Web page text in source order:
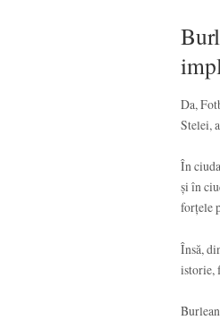
Da,
Stelei,
În
și în
forțele
Însă,
istorie,